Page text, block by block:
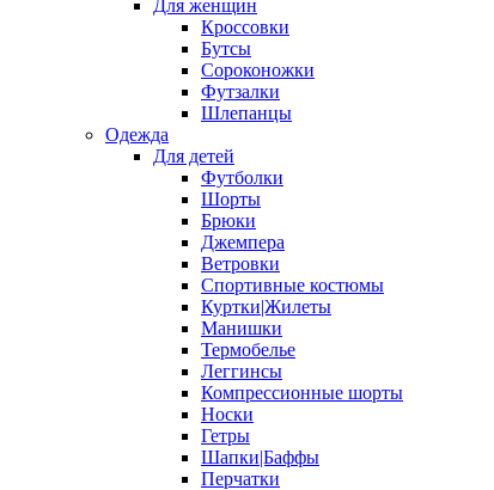
Для женщин
Кроссовки
Бутсы
Сороконожки
Футзалки
Шлепанцы
Одежда
Для детей
Футболки
Шорты
Брюки
Джемпера
Ветровки
Спортивные костюмы
Куртки|Жилеты
Манишки
Термобелье
Леггинсы
Компрессионные шорты
Носки
Гетры
Шапки|Баффы
Перчатки